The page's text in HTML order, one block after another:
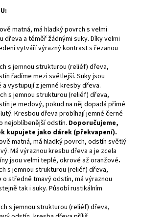
matná, má hladký povrch s velmi
dřeva a téměř žádnými suky. Díky velmi
vytváří výrazný kontrast s řezanou
s jemnou strukturou (reliéf) dřeva,
řadíme mezi světlejší. Suky jsou
vystupují z jemné kresby dřeva.
s jemnou strukturou (reliéf) dřeva,
je medový, pokud na něj dopadá přímé
Kresbou dřeva probíhají jemné černé
nejoblíbenější odstín. Doporučujeme,
kupujete jako dárek (překvapení).
matná, má hladký povrch, odstín světlý
Má výraznou kresbu dřeva a je zcela
jsou velmi teplé, okrové až oranžové.
s jemnou strukturou (reliéf) dřeva,
o středně tmavý odstín, má výraznou
tak i suky. Působí rustikálním
s jemnou strukturou (reliéf) dřeva,